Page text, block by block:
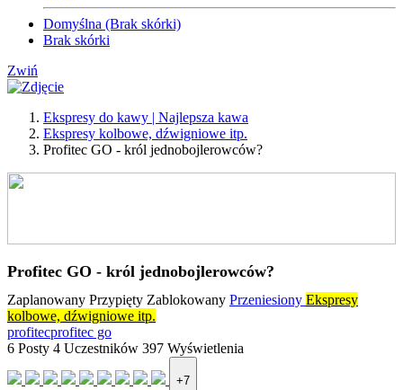
Domyślna (Brak skórki)
Brak skórki
Zwiń
Ekspresy do kawy | Najlepsza kawa
Ekspresy kolbowe, dźwigniowe itp.
Profitec GO - król jednobojlerowców?
Profitec GO - król jednobojlerowców?
Zaplanowany Przypięty Zablokowany Przeniesiony Ekspresy
kolbowe, dźwigniowe itp.
profitecprofitec go
6 Posty 4 Uczestników 397 Wyświetlenia
+7